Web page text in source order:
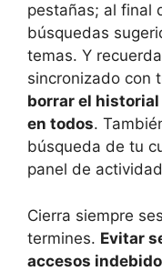
pestañas; al final
búsquedas
temas. Y
sincronizado con
borrar el
en todos.
búsqueda de tu
panel de
Cierra siempre
termines. Evitar
accesos